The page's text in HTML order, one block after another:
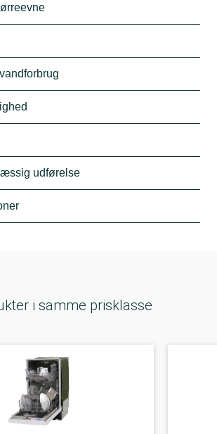
udførelse
i samme prisklasse